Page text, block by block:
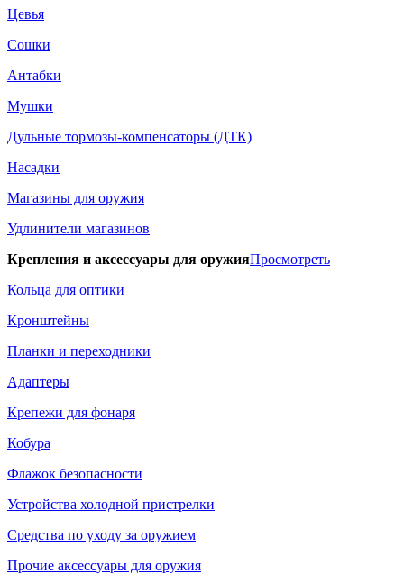
Цевья
Сошки
Антабки
Мушки
Дульные тормозы-компенсаторы (ДТК)
Насадки
Магазины для оружия
Удлинители магазинов
Крепления и аксессуары для оружияПросмотреть
Кольца для оптики
Кронштейны
Планки и переходники
Адаптеры
Крепежи для фонаря
Кобура
Флажок безопасности
Устройства холодной пристрелки
Средства по уходу за оружием
Прочие аксессуары для оружия